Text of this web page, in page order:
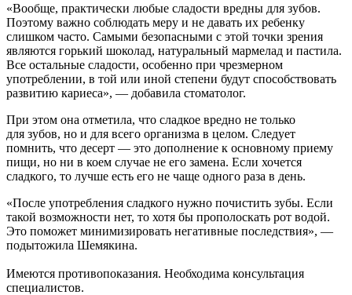
«Вообще, практически любые сладости вредны для зубов.
Поэтому важно соблюдать меру и не давать их ребенку
слишком часто. Самыми безопасными с этой точки зрения
являются горький шоколад, натуральный мармелад и пастила.
Все остальные сладости, особенно при чрезмерном
употреблении, в той или иной степени будут способствовать
развитию кариеса», — добавила стоматолог.
При этом она отметила, что сладкое вредно не только
для зубов, но и для всего организма в целом. Следует
помнить, что десерт — это дополнение к основному приему
пищи, но ни в коем случае не его замена. Если хочется
сладкого, то лучше есть его не чаще одного раза в день.
«После употребления сладкого нужно почистить зубы. Если
такой возможности нет, то хотя бы прополоскать рот водой.
Это поможет минимизировать негативные последствия», —
подытожила Шемякина.
Имеются противопоказания. Необходима консультация
специалистов.